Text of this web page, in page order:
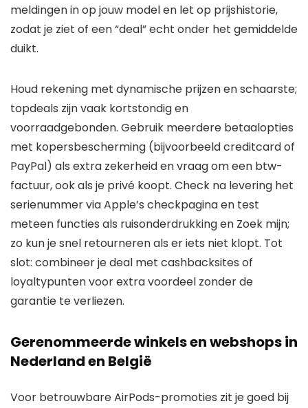
meldingen in op jouw model en let op prijshistorie,
zodat je ziet of een “deal” echt onder het gemiddelde
duikt.
Houd rekening met dynamische prijzen en schaarste;
topdeals zijn vaak kortstondig en
voorraadgebonden. Gebruik meerdere betaalopties
met kopersbescherming (bijvoorbeeld creditcard of
PayPal) als extra zekerheid en vraag om een btw-
factuur, ook als je privé koopt. Check na levering het
serienummer via Apple’s checkpagina en test
meteen functies als ruisonderdrukking en Zoek mijn;
zo kun je snel retourneren als er iets niet klopt. Tot
slot: combineer je deal met cashbacksites of
loyaltypunten voor extra voordeel zonder de
garantie te verliezen.
Gerenommeerde winkels en webshops in
Nederland en België
Voor betrouwbare AirPods-promoties zit je goed bij